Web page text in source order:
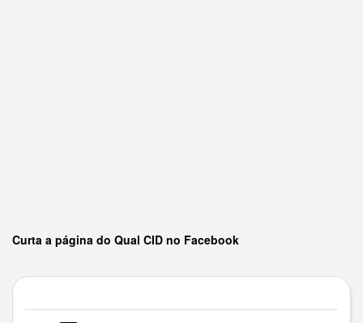
Curta a página do Qual CID no Facebook